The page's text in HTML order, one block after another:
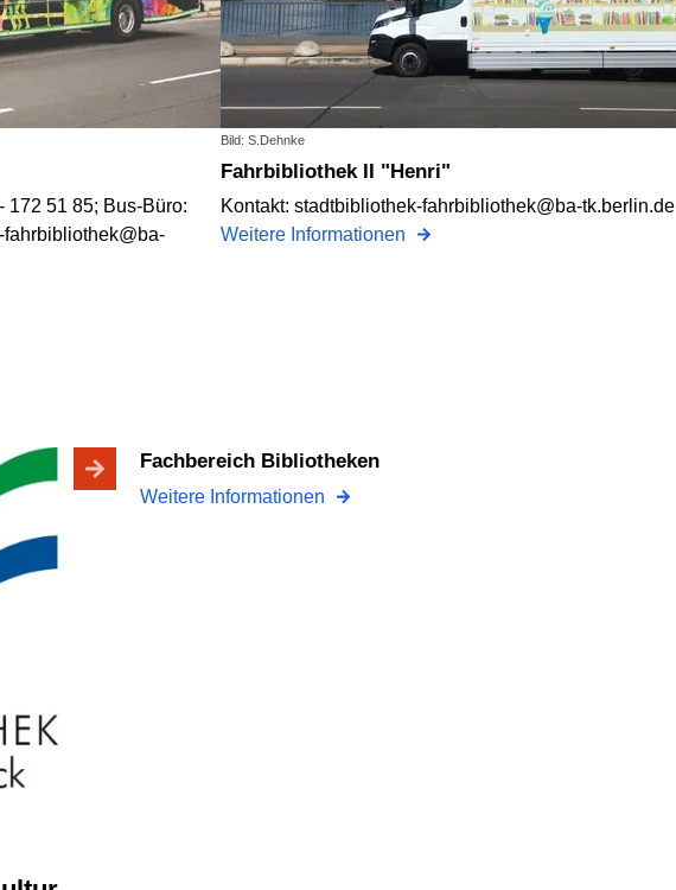
172 51 85; Bus-Büro:
Bild: S.Dehnke
Fahrbibliothek II "Henri"
Kontakt: stadtbibliothek-fahrbibliothek@ba-tk.berlin.de
Weitere Informationen
Fachbereich Bibliotheken
Weitere Informationen